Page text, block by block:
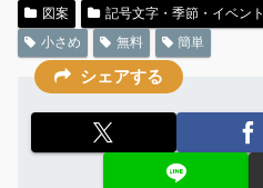
図案 記号文字・季節・イベント
小さめ
無料 簡単
シェアする